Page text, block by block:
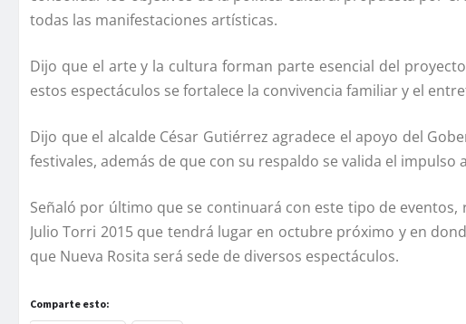
todas las manifestaciones artí­sticas.
Dijo que el arte y la cultura forman parte esencial del
estos espectáculos se fortalece la convivencia familiar y el
Dijo que el alcalde César Gutiérrez agradece el apoyo del
festivales, además de que con su respaldo se valida el impulso
Señaló por último que se continuará con este tipo de
Julio Torri 2015 que tendrá lugar en octubre próximo y en
que Nueva Rosita será sede de diversos espectáculos.
Comparte esto: